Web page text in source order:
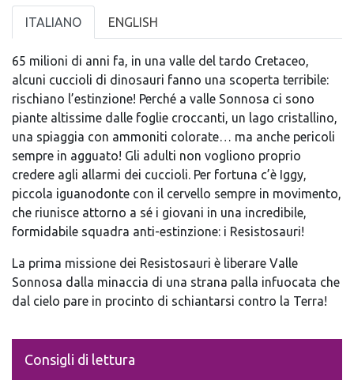
ITALIANO ENGLISH
65 milioni di anni fa, in una valle del tardo Cretaceo,
alcuni cuccioli di dinosauri fanno una scoperta terribile:
rischiano l’estinzione! Perché a valle Sonnosa ci sono
piante altissime dalle foglie croccanti, un lago cristallino,
una spiaggia con ammoniti colorate… ma anche pericoli
sempre in agguato! Gli adulti non vogliono proprio
credere agli allarmi dei cuccioli. Per fortuna c’è Iggy,
piccola iguanodonte con il cervello sempre in movimento,
che riunisce attorno a sé i giovani in una incredibile,
formidabile squadra anti-estinzione: i Resistosauri!
La prima missione dei Resistosauri è liberare Valle
Sonnosa dalla minaccia di una strana palla infuocata che
dal cielo pare in procinto di schiantarsi contro la Terra!
Consigli di lettura